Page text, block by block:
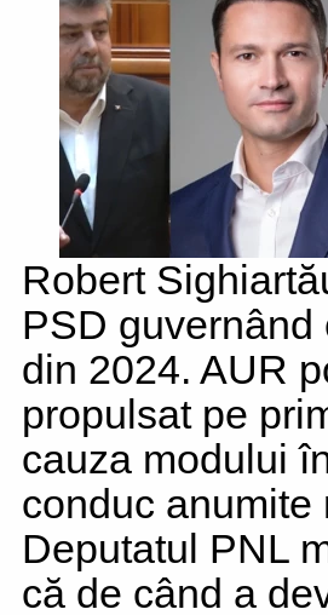
Robert
PSD guvernând
din 2024. AUR
propulsat pe
cauza modului
conduc anumite
Deputatul PNL
că de când a